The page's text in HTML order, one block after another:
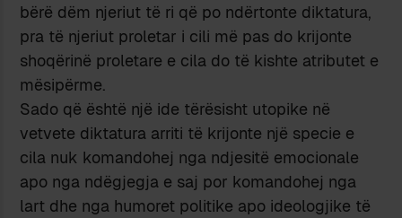
bërë dëm njeriut të ri që po ndërtonte diktatura,
pra të njeriut proletar i cili më pas do krijonte
shoqërinë proletare e cila do të kishte atributet e
mësipërme.
Sado që është një ide tërësisht utopike në
vetvete diktatura arriti të krijonte një specie e
cila nuk komandohej nga ndjesitë emocionale
apo nga ndëgjegja e saj por komandohej nga
lart dhe nga humoret politike apo ideologjike të